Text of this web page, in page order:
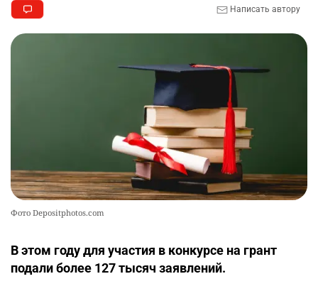
9
🦻 Казахстанцы смогут получать слуховые
💻 В школах Казахстана изменили название и
содержание некоторых предметов
19
Написать автору
Фото Depositphotos.com
В этом году для участия в конкурсе на грант
подали более 127 тысяч заявлений.